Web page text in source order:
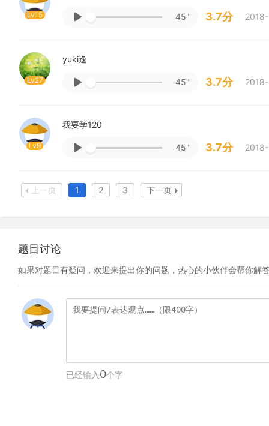
Lv15 45" 3.7分
Lv27
yuki逸
45" 3.7分
Lv9
我要学120
45" 3.7分
上一页 1 2 3 下一页
题目讨论
如果对题目有疑问，欢迎来提出你的问题，热心的小伙伴会帮你解
已经输入 0个字